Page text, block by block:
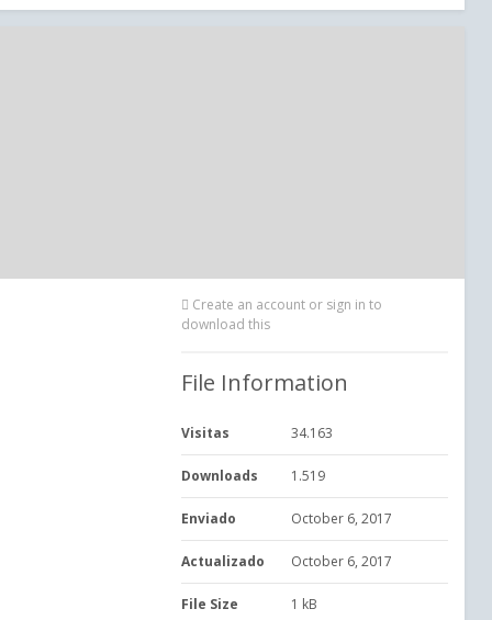
Create an account or sign in to
download this
File Information
Visitas 34.163
Downloads 1.519
Enviado October 6, 2017
Actualizado October 6, 2017
File Size 1 kB